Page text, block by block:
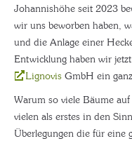
Johannishöhe seit 2023
wir uns beworben haben,
und die Anlage einer
Entwicklung haben wir
Lignovis GmbH ein
Warum so viele Bäume
vielen als erstes in den
Überlegungen die für eine